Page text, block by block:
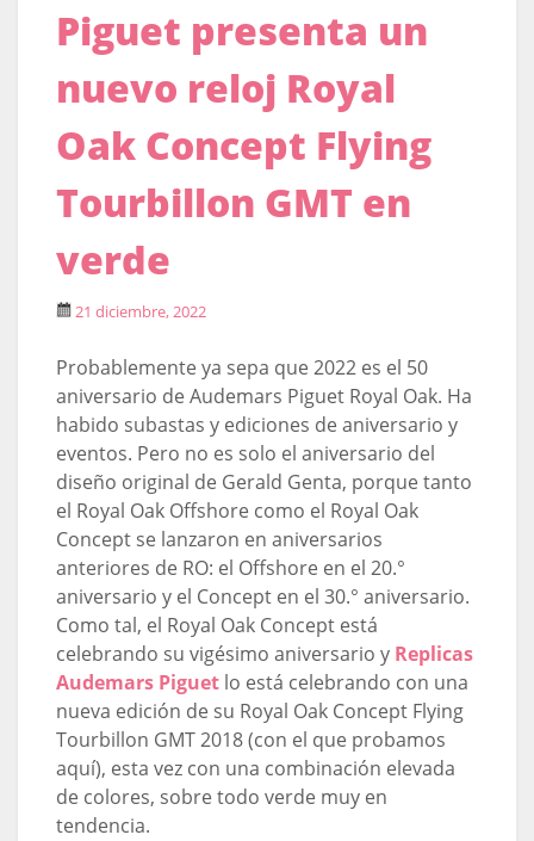
Piguet presenta un
nuevo reloj Royal
Oak Concept Flying
Tourbillon GMT en
verde
21 diciembre, 2022
Probablemente ya sepa que 2022 es el 50
aniversario de Audemars Piguet Royal Oak. Ha
habido subastas y ediciones de aniversario y
eventos. Pero no es solo el aniversario del
diseño original de Gerald Genta, porque tanto
el Royal Oak Offshore como el Royal Oak
Concept se lanzaron en aniversarios
anteriores de RO: el Offshore en el 20.°
aniversario y el Concept en el 30.° aniversario.
Como tal, el Royal Oak Concept está
celebrando su vigésimo aniversario y Replicas
Audemars Piguetlo está celebrando con una
nueva edición de su Royal Oak Concept Flying
Tourbillon GMT 2018 (con el que probamos
aquí), esta vez con una combinación elevada
de colores, sobre todo verde muy en
tendencia.